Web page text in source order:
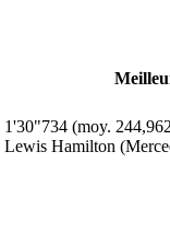
1'30"734 (moy.
Lewis Hamilton